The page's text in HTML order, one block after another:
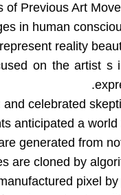
of Previous Art
in human
on the artist s
anticipated a world